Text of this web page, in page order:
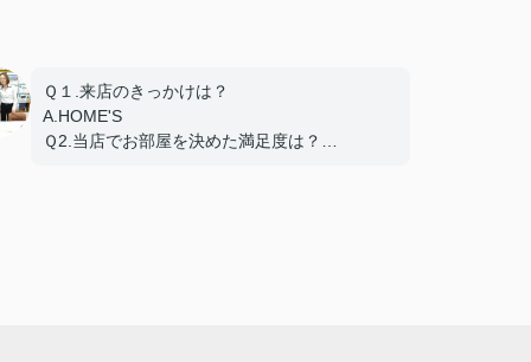
Ｑ１.来店のきっかけは？
A.HOME'S
Ｑ2.当店でお部屋を決めた満足度は？